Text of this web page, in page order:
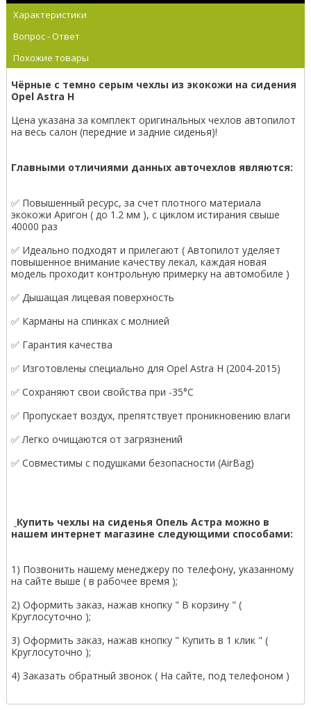
Характеристики
Вопрос - Ответ
Похожие товары
Чёрные с темно серым чехлы из экокожи на сидения
Opel Astra H
Цена указана за комплект оригинальных чехлов автопилот
на весь салон (передние и задние сиденья)!
Главными отличиями данных авточехлов являются:
✅ Повышенный ресурс, за счет плотного материала
экокожи Аригон ( до 1.2 мм ), с циклом истирания свыше
40000 раз
✅ Идеально подходят и прилегают ( Автопилот уделяет
повышенное внимание качеству лекал, каждая новая
модель проходит контрольную примерку на автомобиле )
✅ Дышащая лицевая поверхность
✅ Карманы на спинках с молнией
✅ Гарантия качества
✅ Изготовлены специально для Opel Astra H (2004-2015)
✅ Сохраняют свои свойства при -35°С
✅ Пропускает воздух, препятствует проникновению влаги
✅ Легко очищаются от загрязнений
✅ Совместимы с подушками безопасности (AirBag)
Купить чехлы на сиденья Опель Астра можно в
нашем интернет магазине следующими способами:
1) Позвонить нашему менеджеру по телефону, указанному
на сайте выше ( в рабочее время );
2) Оформить заказ, нажав кнопку " В корзину " (
Круглосуточно );
3) Оформить заказ, нажав кнопку " Купить в 1 клик " (
Круглосуточно );
4) Заказать обратный звонок ( На сайте, под телефоном )